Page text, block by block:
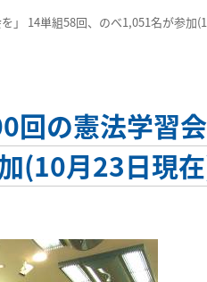
」 14単組58回、のべ1,051名が参加
回の憲法学習
(10月23日現